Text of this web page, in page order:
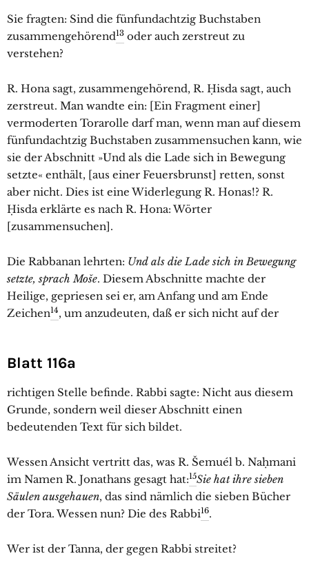
Sie fragten: Sind die fünfundachtzig Buchstaben
zusammengehörend13 oder auch zerstreut zu
verstehen?
R. Hona sagt, zusammengehörend, R. Ḥisda sagt, auch
zerstreut. Man wandte ein: [Ein Fragment einer]
vermoderten Torarolle darf man, wenn man auf diesem
fünfundachtzig Buchstaben zusammensuchen kann, wie
sie der Abschnitt »Und als die Lade sich in Bewegung
setzte« enthält, [aus einer Feuersbrunst] retten, sonst
aber nicht. Dies ist eine Widerlegung R. Honas!? R.
Ḥisda erklärte es nach R. Hona: Wörter
[zusammensuchen].
Die Rabbanan lehrten: Und als die Lade sich in Bewegung
setzte, sprach Moše. Diesem Abschnitte machte der
Heilige, gepriesen sei er, am Anfang und am Ende
Zeichen14, um anzudeuten, daß er sich nicht auf der
Blatt 116a
richtigen Stelle befinde. Rabbi sagte: Nicht aus diesem
Grunde, sondern weil dieser Abschnitt einen
bedeutenden Text für sich bildet.
Wessen Ansicht vertritt das, was R. Šemuél b. Naḥmani
im Namen R. Jonathans gesagt hat:15Sie hat ihre sieben
Säulen ausgehauen, das sind nämlich die sieben Bücher
der Tora. Wessen nun? Die des Rabbi16.
Wer ist der Tanna, der gegen Rabbi streitet?